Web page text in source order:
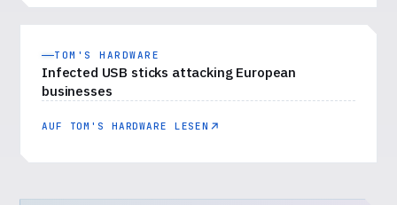
TOM'S HARDWARE
Infected USB sticks attacking European
businesses
AUF TOM'S HARDWARE LESEN